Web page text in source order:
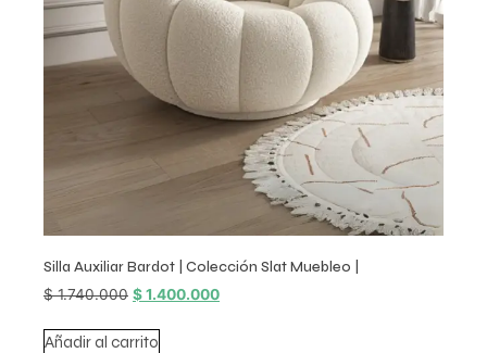
Silla Auxiliar Bardot | Colección Slat Muebleo |
$1.740.000 $1.400.000
Añadir al carrito